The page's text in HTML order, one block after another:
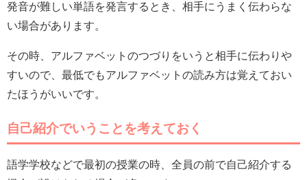
発音が難しい単語を発言するとき、相手にうまく伝わらな
い場合があります。
その時、アルファベットのつづりをいうと相手に伝わりや
すいので、最低でもアルファベットの読み方は覚えておい
たほうがいいです。
自己紹介でいうことを考えておく
語学学校などで最初の授業の時、全員の前で自己紹介する